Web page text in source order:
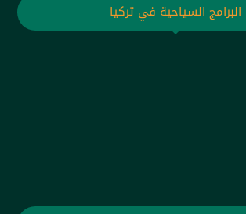
البرامج السياحية في تركيا